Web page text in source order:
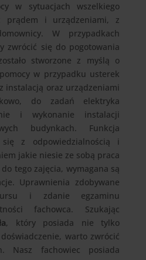
w sytuacjach wszelkiego
prądem i urządzeniami, z
W przypadkach
zwrócić się do pogotowania
stworzone z myślą o
w przypadku usterek
instalacją oraz urządzeniami
do zadań elektryka
i wykonanie instalacji
budynkach. Funkcja
z odpowiedzialnością i
jakie niesie ze sobą praca
tego zajęcia, wymagana są
Uprawnienia zdobywane
i zdanie egzaminu
fachowca. Szukając
, który posiada nie tylko
warto zwrócić
Nasz fachowiec posiada